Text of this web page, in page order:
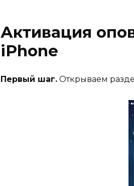
Активация
iPhone
Первый шаг. Открываем